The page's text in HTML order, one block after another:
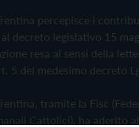
percepisce i
decreto legislativo 15
resa ai sensi della
5 del medesimo decreto
tramite la Fisc
Cattolici), ha aderito